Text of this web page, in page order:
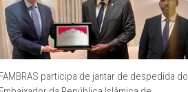
FAMBRAS participa de jantar de despedida do